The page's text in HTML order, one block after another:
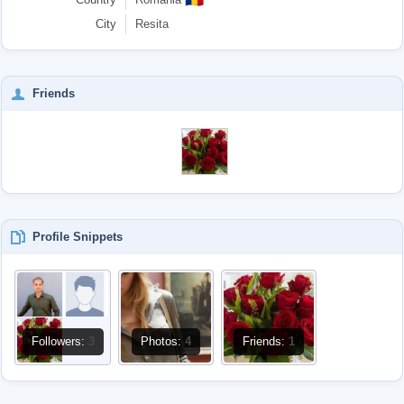
City Resita
Friends
Profile Snippets
Followers: 3 Photos: 4 Friends: 1